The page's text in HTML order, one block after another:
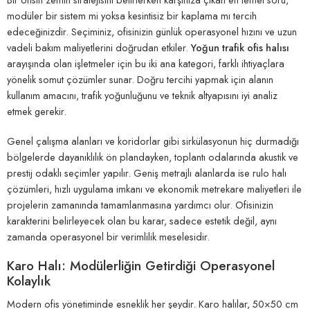
modüler bir sistem mi yoksa kesintisiz bir kaplama mı tercih
edeceğinizdir. Seçiminiz, ofisinizin günlük operasyonel hızını ve uzun
vadeli bakım maliyetlerini doğrudan etkiler.Yoğun trafik ofis halısı
arayışında olan işletmeler için bu iki ana kategori, farklı ihtiyaçlara
yönelik somut çözümler sunar. Doğru tercihi yapmak için alanın
kullanım amacını, trafik yoğunluğunu ve teknik altyapısını iyi analiz
etmek gerekir.
Genel çalışma alanları ve koridorlar gibi sirkülasyonun hiç durmadığı
bölgelerde dayanıklılık ön plandayken, toplantı odalarında akustik ve
prestij odaklı seçimler yapılır. Geniş metrajlı alanlarda ise rulo halı
çözümleri, hızlı uygulama imkanı ve ekonomik metrekare maliyetleri ile
projelerin zamanında tamamlanmasına yardımcı olur. Ofisinizin
karakterini belirleyecek olan bu karar, sadece estetik değil, aynı
zamanda operasyonel bir verimlilik meselesidir.
Karo Halı: Modülerliğin Getirdiği Operasyonel
Kolaylık
Modern ofis yönetiminde esneklik her şeydir. Karo halılar, 50×50 cm